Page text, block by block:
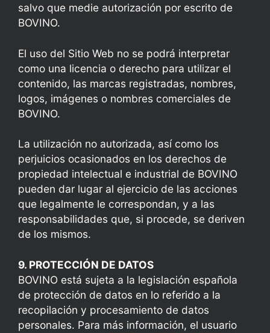
salvo que medie autorización por escrito de
BOVINO.
El uso del Sitio Web no se podrá interpretar
como una licencia o derecho para utilizar el
contenido, las marcas registradas, nombres,
logos, imágenes o nombres comerciales de
BOVINO.
La utilización no autorizada, así como los
perjuicios ocasionados en los derechos de
propiedad intelectual e industrial de BOVINO
pueden dar lugar al ejercicio de las acciones
que legalmente le correspondan, y a las
responsabilidades que, si procede, se deriven
de los mismos.
9. PROTECCIÓN DE DATOS
BOVINO está sujeta a la legislación española
de protección de datos en lo referido a la
recopilación y procesamiento de datos
personales. Para más información, el usuario